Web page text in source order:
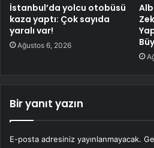
İstanbul’da yolcu otobüsü
kaza yaptı: Çok sayıda
yaralı var!
Ağustos 6, 2026
Bir yanıt yazın
E-posta adresiniz yayınlanmayacak.